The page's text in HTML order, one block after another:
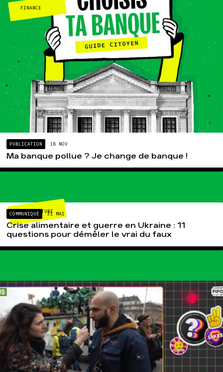
FINANCE
PUBLICATION 18 NOV
Ma banque pollue ? Je change de banque !
AGRICULTURE
COMMUNIQUÉ 31 MAI
Crise alimentaire et guerre en Ukraine : 11
questions pour démêler le vrai du faux